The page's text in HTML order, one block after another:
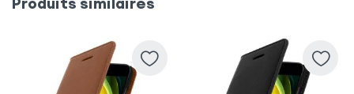
Samsung Galaxy A30s
Samsung Galaxy J6